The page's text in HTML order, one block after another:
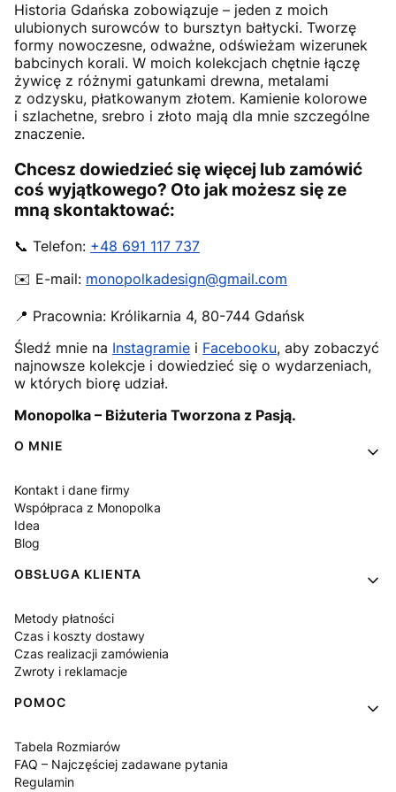
Historia Gdańska zobowiązuje – jeden z moich
ulubionych surowców to bursztyn bałtycki. Tworzę
formy nowoczesne, odważne, odświeżam wizerunek
babcinych korali. W moich kolekcjach chętnie łączę
żywicę z różnymi gatunkami drewna, metalami
z odzysku, płatkowanym złotem. Kamienie kolorowe
i szlachetne, srebro i złoto mają dla mnie szczególne
znaczenie.
Chcesz dowiedzieć się więcej lub zamówić
coś wyjątkowego? Oto jak możesz się ze
mną skontaktować:
📞 Telefon: +48 691 117 737
✉️ E-mail: monopolkadesign@gmail.com
📍 Pracownia: Królikarnia 4, 80-744 Gdańsk
Śledź mnie na Instagramie i Facebooku, aby zobaczyć
najnowsze kolekcje i dowiedzieć się o wydarzeniach,
w których biorę udział.
Monopolka – Biżuteria Tworzona z Pasją.
Linki w stopce
O MNIE
Kontakt i dane firmy
Współpraca z Monopolka
Idea
Blog
OBSŁUGA KLIENTA
Metody płatności
Czas i koszty dostawy
Czas realizacji zamówienia
Zwroty i reklamacje
POMOC
Tabela Rozmiarów
FAQ – Najczęściej zadawane pytania
Regulamin